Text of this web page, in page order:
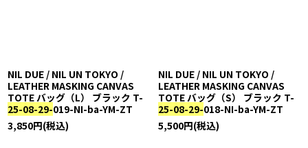
NIL DUE / NIL UN TOKYO /
LEATHER MASKING CANVAS
TOTE バッグ（L） ブラック T-
25-08-29-019-NI-ba-YM-ZT
3,850円(税込)
NIL DUE / NIL UN TOKYO /
LEATHER MASKING CANVAS
TOTE バッグ（S） ブラック T-
25-08-29-018-NI-ba-YM-ZT
5,500円(税込)